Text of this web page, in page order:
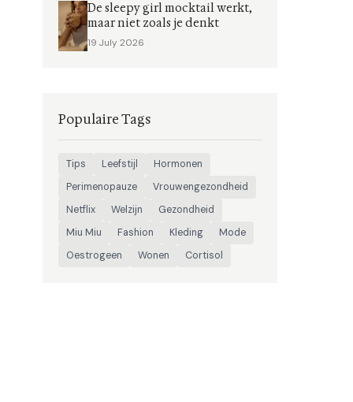
De sleepy girl mocktail werkt,
maar niet zoals je denkt
19 July 2026
Populaire Tags
Tips Leefstijl
Hormonen
Perimenopauze
Vrouwengezondheid
Netflix
Welzijn
Gezondheid
Miu Miu
Fashion Kleding
Mode
Oestrogeen
Wonen Cortisol